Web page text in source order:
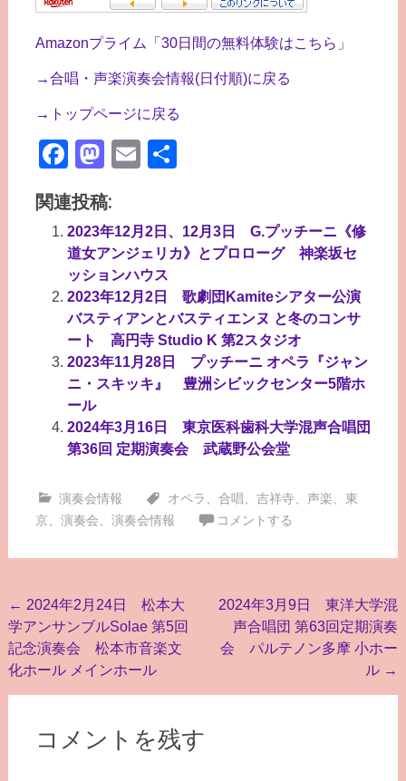
Amazonプライム「30日間の無料体験はこちら」
→合唱・声楽演奏会情報(日付順)に戻る
→トップページに戻る
Facebook
Mastodon
Email
関連投稿:
2023年12月2日、12月3日 G.プッチーニ《修
道女アンジェリカ》とプロローグ 神楽坂セ
ッションハウス
2023年12月2日 歌劇団Kamiteシアター公演
バスティアンとバスティエンヌ と冬のコンサ
ート 高円寺 Studio K 第2スタジオ
2023年11月28日 プッチーニ オペラ『ジャン
ニ・スキッキ』 豊洲シビックセンター5階ホ
ール
2024年3月16日 東京医科歯科大学混声合唱団
第36回 定期演奏会 武蔵野公会堂
演奏会情報 オペラ 、 合唱、 吉祥寺、 声楽、 東
京、 演奏会、 演奏会情報 コメントする
投
稿
ナ
ビ
← 2024年2月24日 松本大
学アンサンブルSolae 第5回
記念演奏会 松本市音楽文
化ホール メインホール
2024年3月9日 東洋大学混
声合唱団 第63回定期演奏
会 パルテノン多摩 小ホー
ル →
コメントを残す